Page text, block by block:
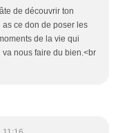
de découvrir ton
ce don de poser les
de la vie qui
nous faire du bien.<br